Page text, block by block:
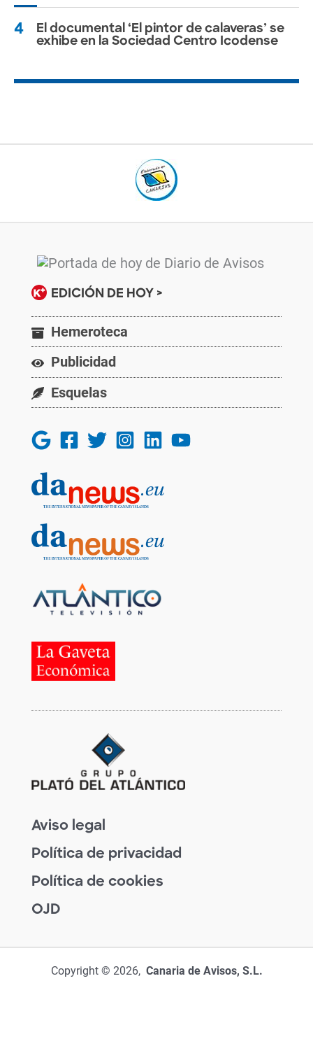
4
El documental ‘El pintor de calaveras’ se
exhibe en la Sociedad Centro Icodense
EDICIÓN DE HOY >
Hemeroteca
Publicidad
Esquelas
Aviso legal
Política de privacidad
Política de cookies
OJD
Copyright © 2026, Canaria de Avisos, S.L.